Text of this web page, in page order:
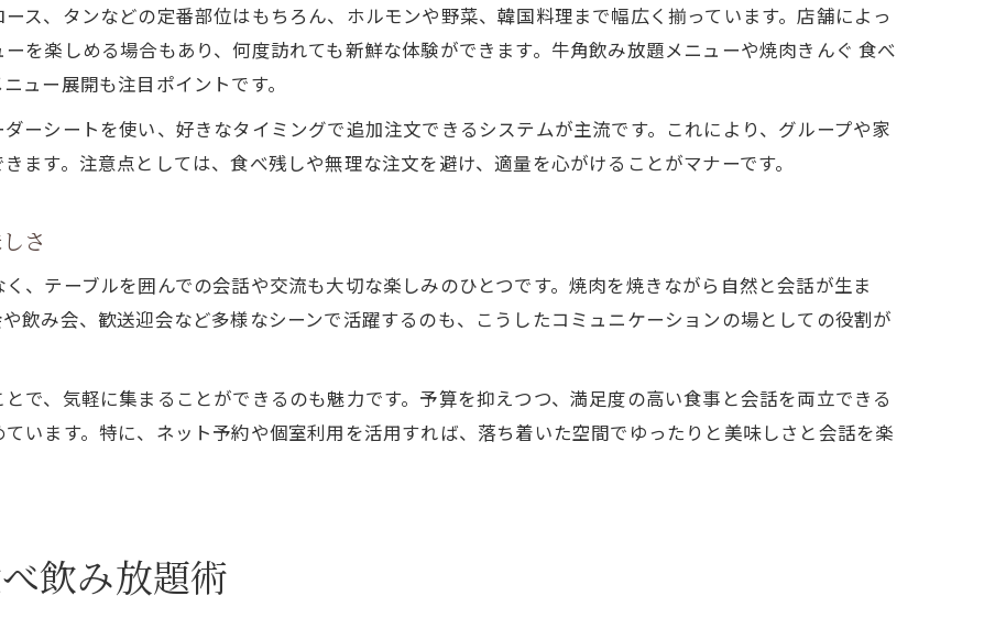
焼肉食べ飲み放題で宴会計画を成功させる方法
焼肉食べ飲み放題でシーン別おすすめ活用法
焼肉食べ飲み放題で会話が弾む宴会プラン
ス、タンなどの定番部位はもちろん、ホルモンや野菜、韓国料理まで幅広く揃っています。店舗によっ
を楽しめる場合もあり、何度訪れても新鮮な体験ができます。牛角飲み放題メニューや焼肉きんぐ 食べ
ュー展開も注目ポイントです。
ーシートを使い、好きなタイミングで追加注文できるシステムが主流です。これにより、グループや家
ます。注意点としては、食べ残しや無理な注文を避け、適量を心がけることがマナーです。
さ
、テーブルを囲んでの会話や交流も大切な楽しみのひとつです。焼肉を焼きながら自然と会話が生ま
飲み会、歓送迎会など多様なシーンで活躍するのも、こうしたコミュニケーションの場としての役割が
で、気軽に集まることができるのも魅力です。予算を抑えつつ、満足度の高い食事と会話を両立できる
います。特に、ネット予約や個室利用を活用すれば、落ち着いた空間でゆったりと美味しさと会話を楽
飲み放題術